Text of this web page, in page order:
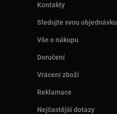
Kontakty
Sledujte svou objednávku
Vše o nákupu
Doručení
Vrácení zboží
Reklamace
Nejčastější dotazy